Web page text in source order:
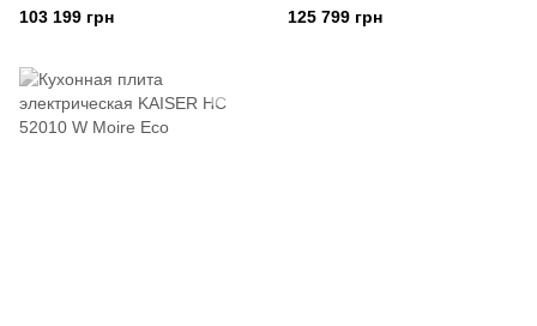
ElfEm
103 199 грн
Em
125 799 грн